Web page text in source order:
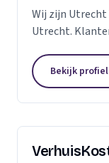
Wij zijn Utrecht
Utrecht.
Bekijk profiel